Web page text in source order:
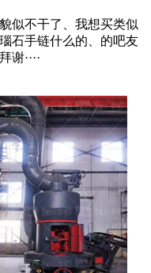
似不干了、我想买类似
石手链什么的、的吧友
····